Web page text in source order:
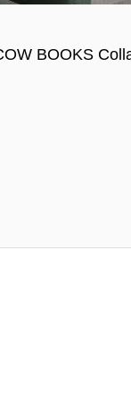
BOOKS